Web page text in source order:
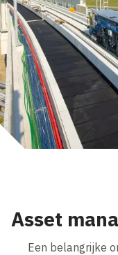
Asset
Een belangrijke